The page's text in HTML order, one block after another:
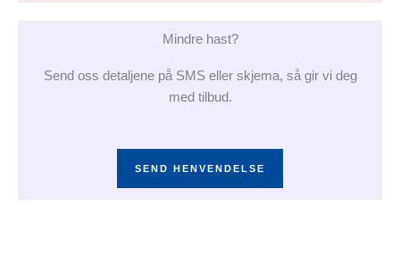
Mindre hast?
Send oss detaljene på SMS eller skjema, så gir vi deg
med tilbud.
SEND HENVENDELSE